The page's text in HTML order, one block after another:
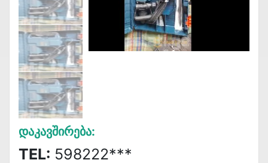
Დაკავშირება:
TEL: 598222***